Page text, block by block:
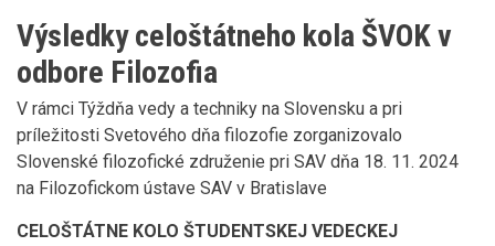
Výsledky celoštátneho kola ŠVOK v
odbore Filozofia
V rámci Týždňa vedy a techniky na Slovensku a pri
príležitosti Svetového dňa filozofie zorganizovalo
Slovenské filozofické združenie pri SAV dňa 18. 11. 2024
na Filozofickom ústave SAV v Bratislave
CELOŠTÁTNE KOLO ŠTUDENTSKEJ VEDECKEJ